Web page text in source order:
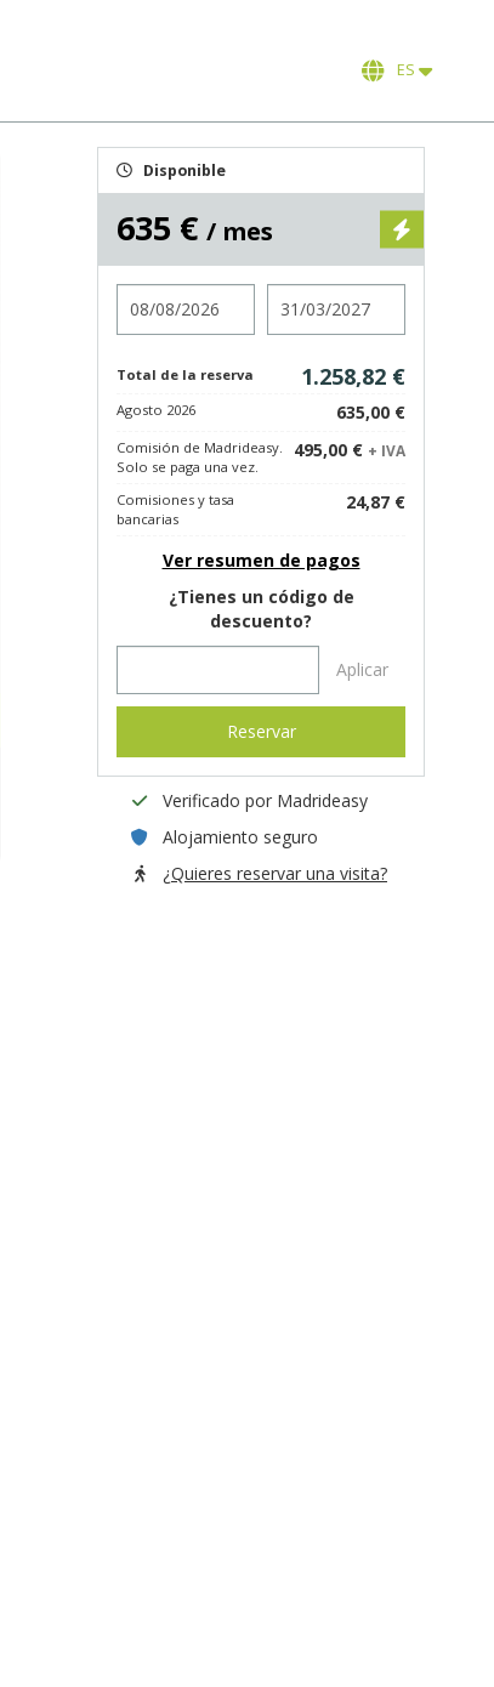
ES
Disponible
635 € / mes
Total de la reserva 1.258,82 €
Agosto 2026 635,00 €
Comisión de Madrideasy.
Solo se paga una vez.
495,00 € + IVA
Comisiones y tasa
bancarias
24,87 €
Ver resumen de pagos
¿Tienes un código de
descuento?
Aplicar
Reservar
Verificado por Madrideasy
Alojamiento seguro
¿Quieres reservar una visita?